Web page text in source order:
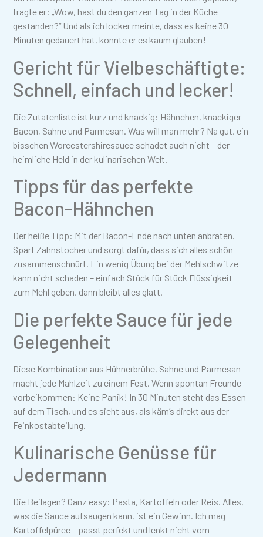
fragte er: „Wow, hast du den ganzen Tag in der Küche
gestanden?“ Und als ich locker meinte, dass es keine 30
Minuten gedauert hat, konnte er es kaum glauben!
Gericht für Vielbeschäftigte:
Schnell, einfach und lecker!
Die Zutatenliste ist kurz und knackig: Hähnchen, knackiger
Bacon, Sahne und Parmesan. Was will man mehr? Na gut, ein
bisschen Worcestershiresauce schadet auch nicht – der
heimliche Held in der kulinarischen Welt.
Tipps für das perfekte
Bacon-Hähnchen
Der heiße Tipp: Mit der Bacon-Ende nach unten anbraten.
Spart Zahnstocher und sorgt dafür, dass sich alles schön
zusammenschnürt. Ein wenig Übung bei der Mehlschwitze
kann nicht schaden – einfach Stück für Stück Flüssigkeit
zum Mehl geben, dann bleibt alles glatt.
Die perfekte Sauce für jede
Gelegenheit
Diese Kombination aus Hühnerbrühe, Sahne und Parmesan
macht jede Mahlzeit zu einem Fest. Wenn spontan Freunde
vorbeikommen: Keine Panik! In 30 Minuten steht das Essen
auf dem Tisch, und es sieht aus, als käm’s direkt aus der
Feinkostabteilung.
Kulinarische Genüsse für
Jedermann
Die Beilagen? Ganz easy: Pasta, Kartoffeln oder Reis. Alles,
was die Sauce aufsaugen kann, ist ein Gewinn. Ich mag
Kartoffelpüree – passt perfekt und lenkt nicht vom